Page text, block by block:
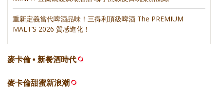
重新定義當代啤酒品味！三得利頂級啤酒 The PREMIUM
MALT’S 2026 質感進化！
麥卡倫 • 新餐酒時代
麥卡倫甜蜜新浪潮